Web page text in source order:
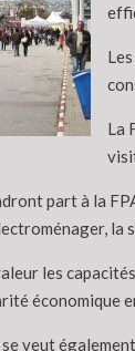
La
part à la
la
les
économique
veut